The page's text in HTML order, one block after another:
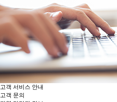
고객 서비스 안내
고객 문의